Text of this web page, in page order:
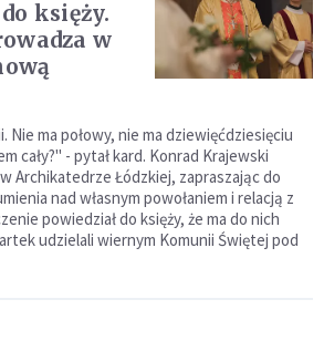
księży.
w
Nie ma połowy, nie ma dziewięćdziesięciu
cały?" - pytał kard. Konrad Krajewski
Archikatedrze Łódzkiej, zapraszając do
nad własnym powołaniem i relacją z
powiedział do księży, że ma do nich
udzielali wiernym Komunii Świętej pod